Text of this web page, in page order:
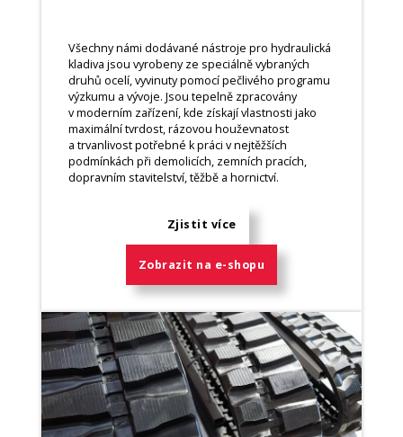
Všechny námi dodávané nástroje pro hydraulická
kladiva jsou vyrobeny ze speciálně vybraných
druhů ocelí, vyvinuty pomocí pečlivého programu
výzkumu a vývoje. Jsou tepelně zpracovány
v moderním zařízení, kde získají vlastnosti jako
maximální tvrdost, rázovou houževnatost
a trvanlivost potřebné k práci v nejtěžších
podmínkách při demolicích, zemních pracích,
dopravním stavitelství, těžbě a hornictví.
Zjistit více
Zobrazit na e-shopu